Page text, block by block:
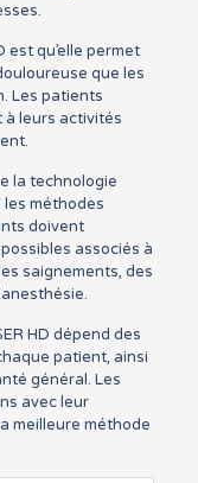
est qu’elle permet
que les
Les patients
leurs activités
la technologie
les méthodes
doivent
associés à
saignements, des
HD dépend des
patient, ainsi
général. Les
avec leur
meilleure méthode